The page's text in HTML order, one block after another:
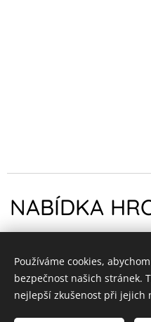
NABÍDKA
Obrázky
Používáme cookies,
bezpečnost našich stránek.
nejlepší zkušenost při jejich